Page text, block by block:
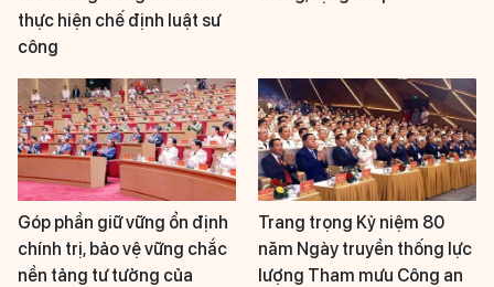
thực hiện chế định luật sư
công
Góp phần giữ vững ổn định
chính trị, bảo vệ vững chắc
nền tảng tư tưởng của
Trang trọng Kỷ niệm 80
năm Ngày truyền thống lực
lượng Tham mưu Công an